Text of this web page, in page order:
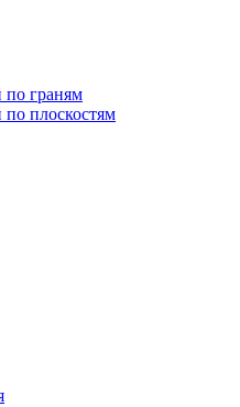
по граням
плоскостям